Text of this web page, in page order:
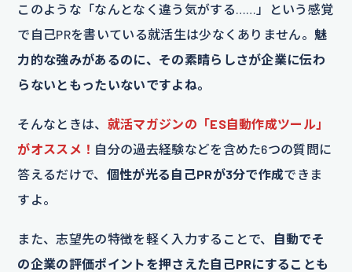
このような「なんとなく違う気がする……」という感覚
で自己PRを書いている就活生は少なくありません。 魅
力的な強みがあるのに、その素晴らしさが企業に伝わ
らないともったいないですよね。
そんなときは、 就活マガジンの「ES自動作成ツール」
がオススメ！ 自分の過去経験などを含めた6つの質問に
答えるだけで、 個性が光る自己PRが3分で作成できま
すよ。
また、志望先の特徴を軽く入力することで、
自動でそ
の企業の評価ポイントを押さえた自己PRにすることも